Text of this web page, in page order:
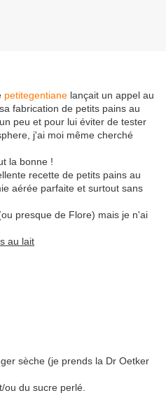
petitegentiane lançait un appel au
fabrication de petits pains au
peu et pour lui éviter de tester
j'ai moi même cherché
la bonne !
recette de petits pains au
aérée parfaite et surtout sans
presque de Flore) mais je n'ai
au lait
sèche (je prends la Dr Oetker
du sucre perlé.